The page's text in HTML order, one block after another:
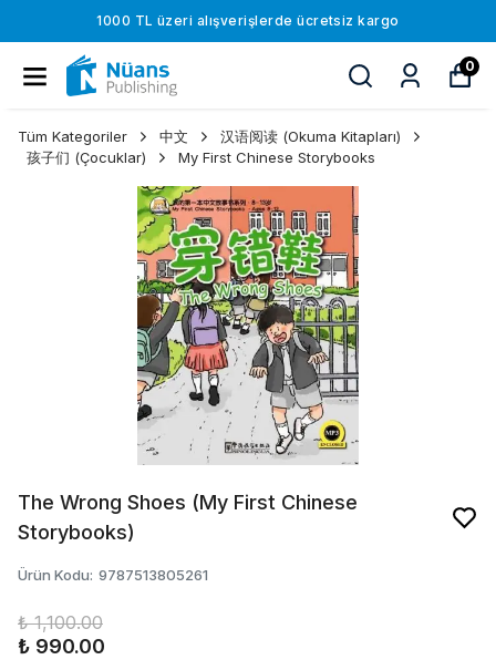
1000 TL üzeri alışverişlerde ücretsiz kargo
0
Tüm Kategoriler 中文
汉语阅读 (Okuma Kitapları)
孩子们 (Çocuklar)
My First Chinese Storybooks
The Wrong Shoes (My First Chinese
Storybooks)
Ürün Kodu: 9787513805261
₺ 1,100.00
₺ 990.00